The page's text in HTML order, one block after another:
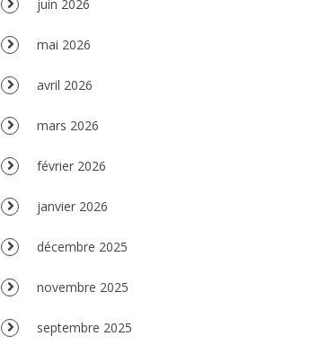
juin 2026
mai 2026
avril 2026
mars 2026
février 2026
janvier 2026
décembre 2025
novembre 2025
septembre 2025